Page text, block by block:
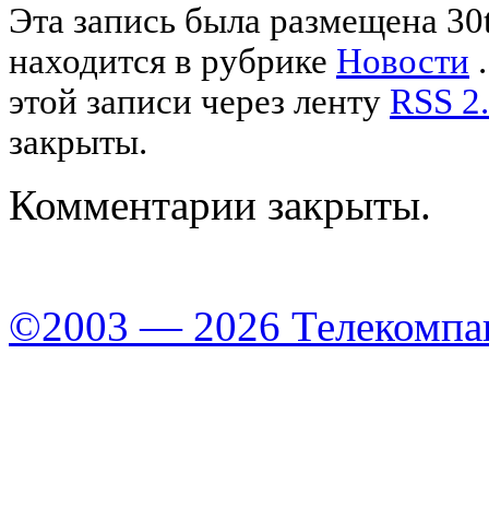
Эта запись была размещена
находится в рубрике Новости
этой записи через ленту RSS
закрыты.
Комментарии закрыты.
©2003 — 2026